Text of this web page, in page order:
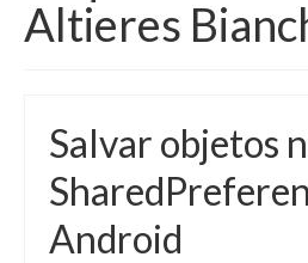
Clientes
Contato
Altieres
Salvar objetos
Android